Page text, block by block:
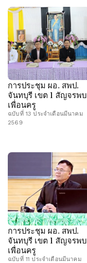
การประชุม ผอ. สพป.
จันทบุรี เขต 1 สัญจรพบ
เพื่อนครู
ฉบับที่ 13 ประจำเดือนมีนาคม
2569
การประชุม ผอ. สพป.
จันทบุรี เขต 1 สัญจรพบ
เพื่อนครู
ฉบับที่ 11 ประจำเดือนมีนาคม